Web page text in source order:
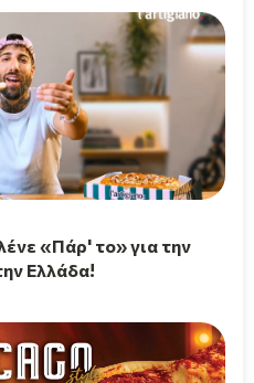
«Πάρ' το» για την
Ελλάδα!